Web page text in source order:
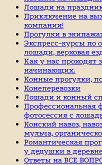
Лошади на
Приключение на
компании!
Прогулки в
Экспресс-курсы по
лошади, верховая
Как у нас проходят
начинающих.
Конные прогулки,
Конеперевозки
Лошади и конный
Профессиональная
фотосессия с
Конский навоз,
мульча,
Романтическая
у дедушки в
Ответы на ВСЕ